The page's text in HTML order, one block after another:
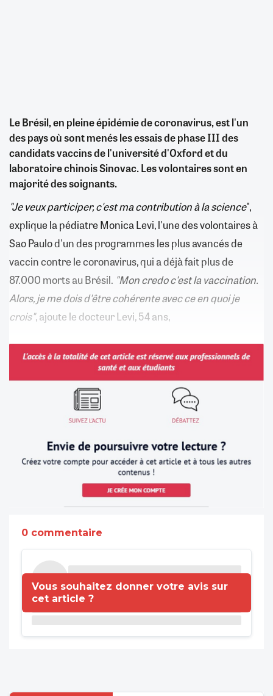
Le Brésil, en pleine épidémie de coronavirus, est l'un
des pays où sont menés les essais de phase III des
candidats vaccins de l'université d'Oxford et du
laboratoire chinois Sinovac. Les volontaires sont en
majorité des soignants.
"Je veux participer, c'est ma contribution à la science",
explique la pédiatre Monica Levi, l'une des volontaires à
Sao Paulo d'un des programmes les plus avancés de
vaccin contre le coronavirus, qui a déjà fait plus de
87.000 morts au Brésil. "Mon credo c'est la vaccination.
Alors, je me dois d'être cohérente avec ce en quoi je
crois", ajoute le docteur Levi, 54 ans,
0 commentaire
Vous souhaitez donner votre avis sur
cet article ?